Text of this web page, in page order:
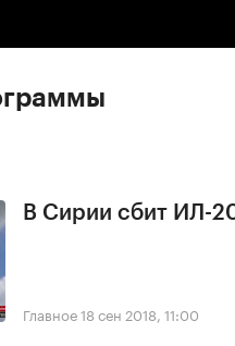
В Сирии сбит ИЛ-
Главное18 сен 2018, 11:00